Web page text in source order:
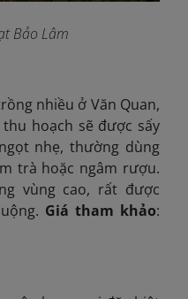
Bảo Lâm
nhiều ở Văn Quan,
hoạch sẽ được sấy
nhẹ, thường dùng
trà hoặc ngâm rượu.
vùng cao, rất được
Giá tham khảo: